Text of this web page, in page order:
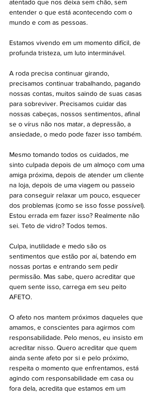
atentado que nos deixa sem chão, sem
entender o que está acontecendo com o
mundo e com as pessoas.
Estamos vivendo em um momento difícil, de
profunda tristeza, um luto interminável.
A roda precisa continuar girando,
precisamos continuar trabalhando, pagando
nossas contas, muitos saindo de suas casas
para sobreviver. Precisamos cuidar das
nossas cabeças, nossos sentimentos, afinal
se o vírus não nos matar, a depressão, a
ansiedade, o medo pode fazer isso também.
Mesmo tomando todos os cuidados, me
sinto culpada depois de um almoço com uma
amiga próxima, depois de atender um cliente
na loja, depois de uma viagem ou passeio
para conseguir relaxar um pouco, esquecer
dos problemas (como se isso fosse possível).
Estou errada em fazer isso? Realmente não
sei. Teto de vidro? Todos temos.
Culpa, inutilidade e medo são os
sentimentos que estão por aí, batendo em
nossas portas e entrando sem pedir
permissão. Mas sabe, quero acreditar que
quem sente isso, carrega em seu peito
AFETO.
O afeto nos mantem próximos daqueles que
amamos, e conscientes para agirmos com
responsabilidade. Pelo menos, eu insisto em
acreditar nisso. Quero acreditar que quem
ainda sente afeto por si e pelo próximo,
respeita o momento que enfrentamos, está
agindo com responsabilidade em casa ou
fora dela, acredita que estamos em um